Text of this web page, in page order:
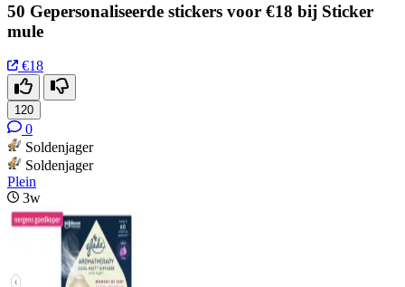
50 Gepersonaliseerde stickers voor €18 bij Sticker
mule
€18
120
0
Soldenjager
Soldenjager
Plein
3w